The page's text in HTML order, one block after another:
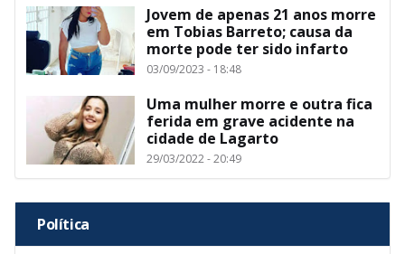
Jovem de apenas 21 anos morre
em Tobias Barreto; causa da
morte pode ter sido infarto
03/09/2023 - 18:48
Uma mulher morre e outra fica
ferida em grave acidente na
cidade de Lagarto
29/03/2022 - 20:49
Política